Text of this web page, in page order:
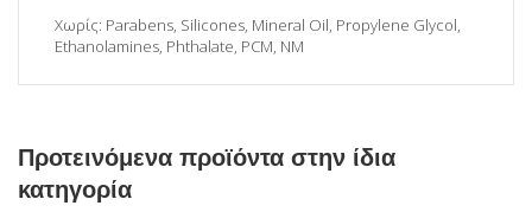
Χωρίς: Parabens, Silicones, Mineral Oil, Propylene Glycol,
Ethanolamines, Phthalate, PCM, NM
Προτεινόμενα προϊόντα στην ίδια
κατηγορία